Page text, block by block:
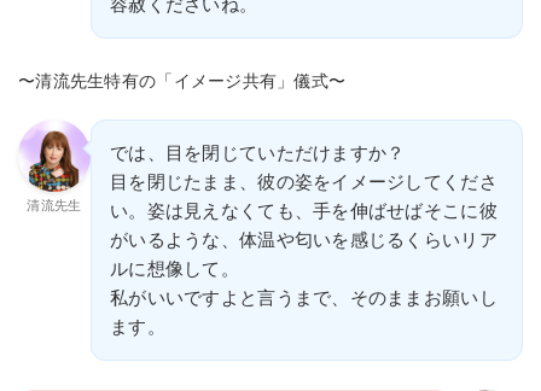
容赦くださいね。
〜清流先生特有の「イメージ共有」儀式〜
清流先生
では、目を閉じていただけますか？
目を閉じたまま、彼の姿をイメージしてくださ
い。姿は見えなくても、手を伸ばせばそこに彼
がいるような、体温や匂いを感じるくらいリア
ルに想像して。
私がいいですよと言うまで、そのままお願いし
ます。